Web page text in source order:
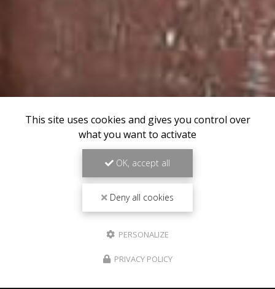
This site uses cookies and gives you control over
what you want to activate
OK, accept all
Deny all cookies
PERSONALIZE
PRIVACY POLICY